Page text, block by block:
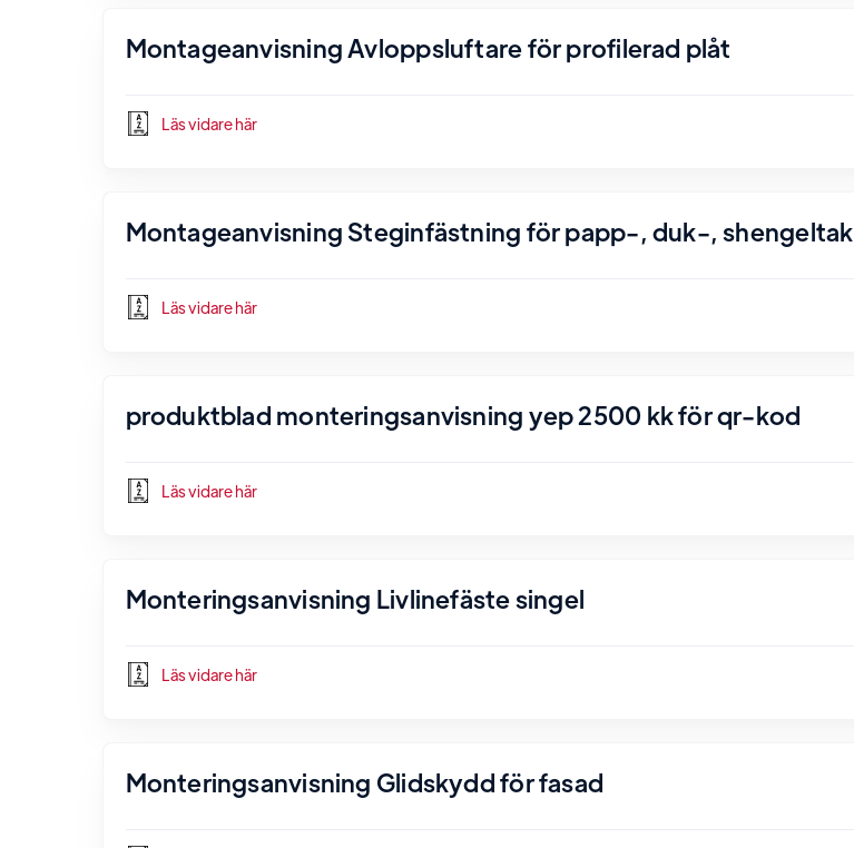
Montageanvisning Avloppsluftare för profilerad plåt
Läs vidare här
Montageanvisning Steginfästning för papp-, duk-, shengeltak
Läs vidare här
produktblad monteringsanvisning yep 2500 kk för qr-kod
Läs vidare här
Monteringsanvisning Livlinefäste singel
Läs vidare här
Monteringsanvisning Glidskydd för fasad